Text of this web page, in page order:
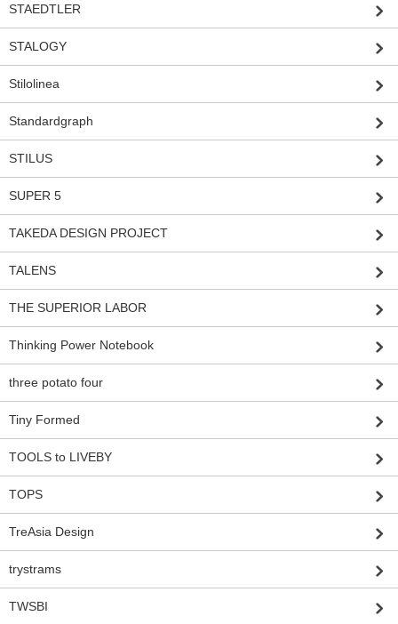
STAEDTLER
STALOGY
Stilolinea
Standardgraph
STILUS
SUPER 5
TAKEDA DESIGN PROJECT
TALENS
THE SUPERIOR LABOR
Thinking Power Notebook
three potato four
Tiny Formed
TOOLS to LIVEBY
TOPS
TreAsia Design
trystrams
TWSBI